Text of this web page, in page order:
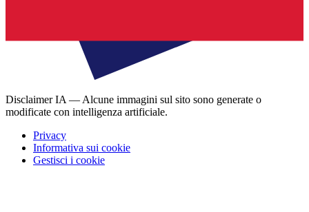
Disclaimer IA — Alcune immagini sul sito sono generate o
modificate con intelligenza artificiale.
Privacy
Informativa sui cookie
Gestisci i cookie